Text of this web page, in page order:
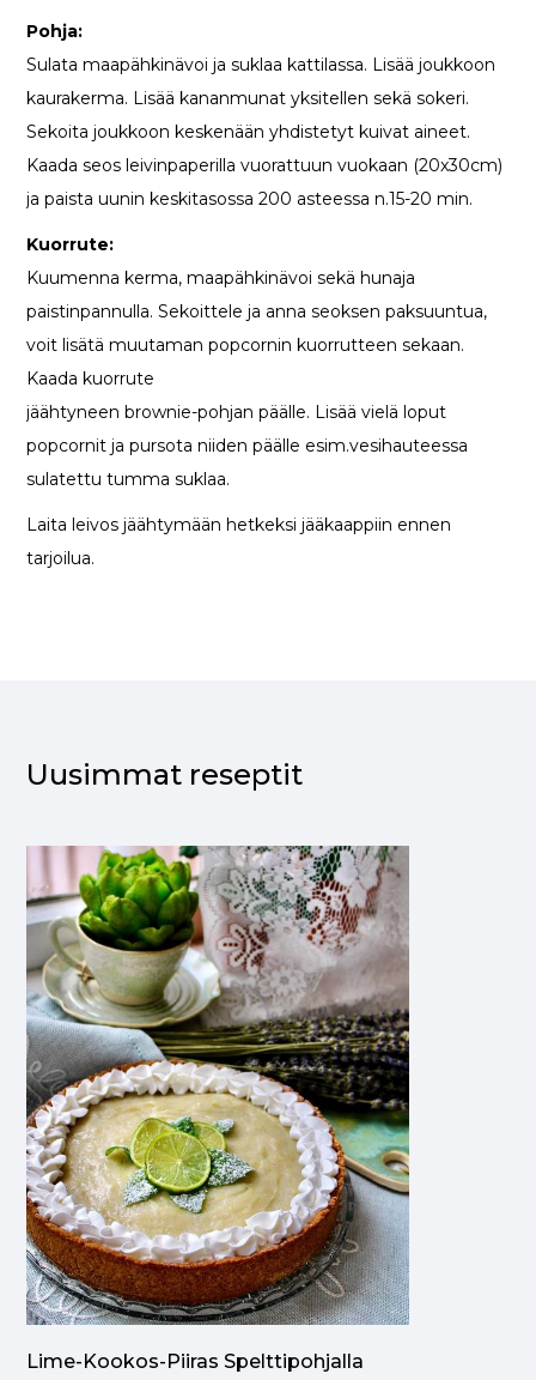
Pohja:
Sulata maapähkinävoi ja suklaa kattilassa. Lisää joukkoon
kaurakerma. Lisää kananmunat yksitellen sekä sokeri.
Sekoita joukkoon keskenään yhdistetyt kuivat aineet.
Kaada seos leivinpaperilla vuorattuun vuokaan (20x30cm)
ja paista uunin keskitasossa 200 asteessa n.15-20 min.
Kuorrute:
Kuumenna kerma, maapähkinävoi sekä hunaja
paistinpannulla. Sekoittele ja anna seoksen paksuuntua,
voit lisätä muutaman popcornin kuorrutteen sekaan.
Kaada kuorrute
jäähtyneen brownie-pohjan päälle. Lisää vielä loput
popcornit ja pursota niiden päälle esim.vesihauteessa
sulatettu tumma suklaa.
Laita leivos jäähtymään hetkeksi jääkaappiin ennen
tarjoilua.
Uusimmat reseptit
Lime-Kookos-Piiras Spelttipohjalla